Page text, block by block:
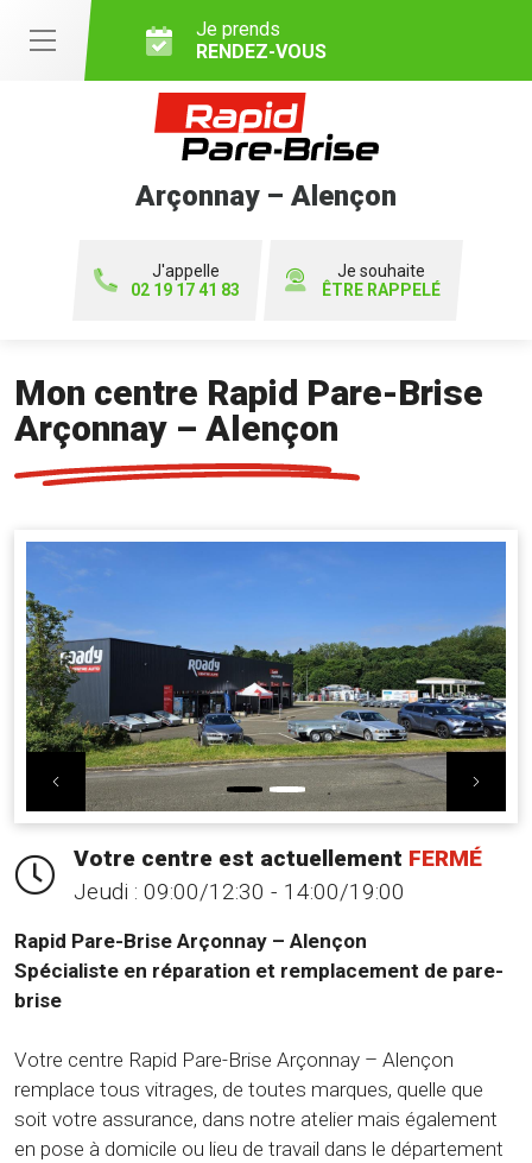
Je prends
RENDEZ-VOUS
Arçonnay – Alençon
J'appelle
02 19 17 41 83
Je souhaite
ÊTRE RAPPELÉ
Mon centre Rapid Pare-Brise
Arçonnay – Alençon
Previous
Votre centre est actuellement FERMÉ
Jeudi : 09:00/12:30 - 14:00/19:00
Rapid Pare-Brise Arçonnay – Alençon
Spécialiste en réparation et remplacement de pare-
brise
Votre centre Rapid Pare-Brise Arçonnay – Alençon
remplace tous vitrages, de toutes marques, quelle que
soit votre assurance, dans notre atelier mais également
en pose à domicile ou lieu de travail dans le département